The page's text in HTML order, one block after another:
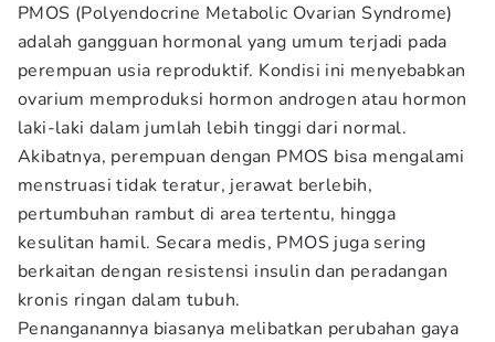
PMOS (Polyendocrine Metabolic Ovarian Syndrome)
adalah gangguan hormonal yang umum terjadi pada
perempuan usia reproduktif. Kondisi ini menyebabkan
ovarium memproduksi hormon androgen atau hormon
laki-laki dalam jumlah lebih tinggi dari normal.
Akibatnya, perempuan dengan PMOS bisa mengalami
menstruasi tidak teratur, jerawat berlebih,
pertumbuhan rambut di area tertentu, hingga
kesulitan hamil. Secara medis, PMOS juga sering
berkaitan dengan resistensi insulin dan peradangan
kronis ringan dalam tubuh.
Penanganannya biasanya melibatkan perubahan gaya